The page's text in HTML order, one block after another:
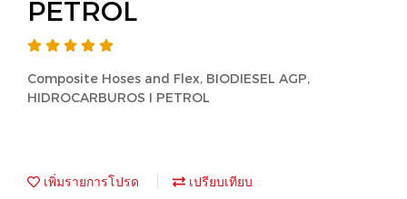
PETROL
Composite Hoses and Flex, BIODIESEL AGP,
HIDROCARBUROS I PETROL
เพิ่มรายการโปรด เปรียบเทียบ